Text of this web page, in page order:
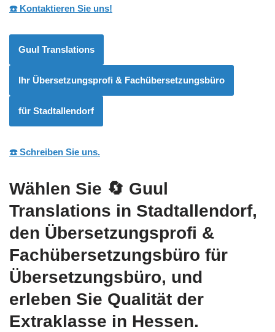
☎️ Kontaktieren Sie uns!
Guul Translations
Ihr Übersetzungsprofi & Fachübersetzungsbüro
für Stadtallendorf
☎️ Schreiben Sie uns.
Wählen Sie 🔄 Guul
Translations in Stadtallendorf,
den Übersetzungsprofi &
Fachübersetzungsbüro für
Übersetzungsbüro, und
erleben Sie Qualität der
Extraklasse in Hessen.